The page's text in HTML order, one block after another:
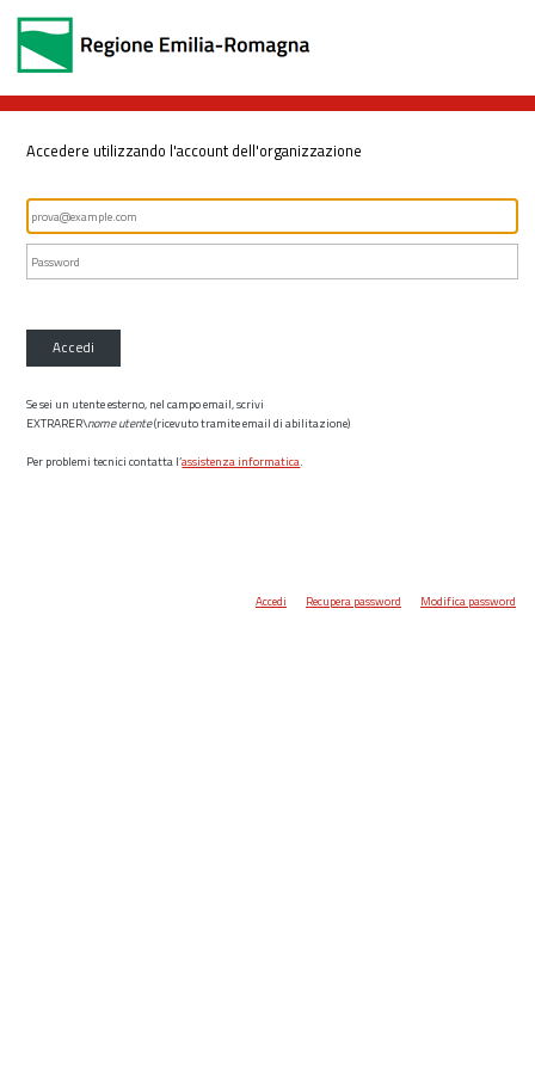
Accedere utilizzando l'account dell'organizzazione
Accedi
Se sei un utente esterno, nel campo email, scrivi
EXTRARER\nome utente(ricevuto tramite email di abilitazione)
Per problemi tecnici contatta l’assistenza informatica.
Accedi Recupera password Modifica password